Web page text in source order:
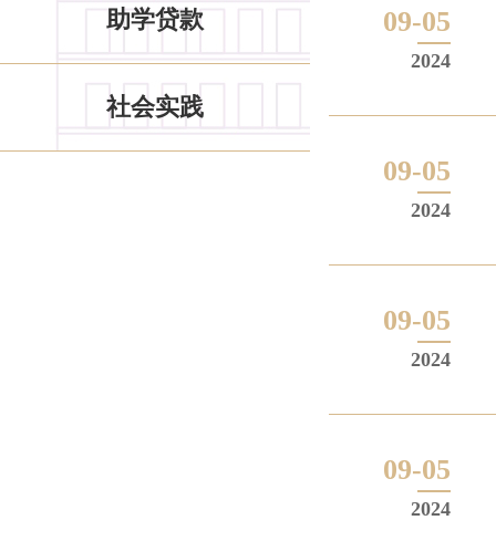
助学贷款
社会实践
09-05
2024
09-05
2024
09-05
2024
09-05
2024